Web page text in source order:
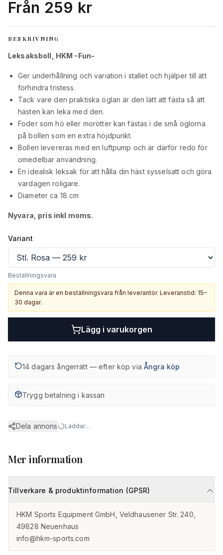
Från 259 kr
BESKRIVNING
Leksaksboll, HKM -Fun-
Ger underhållning och variation i stallet och hjälper till att
förhindra tristess.
Tack vare den praktiska öglan är den lätt att fästa så att
hästen kan leka med den.
Foder som hö eller morötter kan fästas i de små öglorna
på bollen som en extra höjdpunkt.
Bollen levereras med en luftpump och är därför redo för
omedelbar användning.
En idealisk leksak för att hålla din häst sysselsatt och göra
vardagen roligare.
Diameter ca 18 cm
Nyvara, pris inkl moms.
Variant
Beställningsvara
Denna vara är en beställningsvara från leverantör. Leveranstid: 15–
30 dagar.
Lägg i varukorgen
14 dagars ångerrätt — efter köp via Ångra köp
Trygg betalning i kassan
Dela annons Laddar…
Mer information
Tillverkare & produktinformation (GPSR)
HKM Sports Equipment GmbH, Veldhausener Str. 240,
49828 Neuenhaus
info@hkm-sports.com